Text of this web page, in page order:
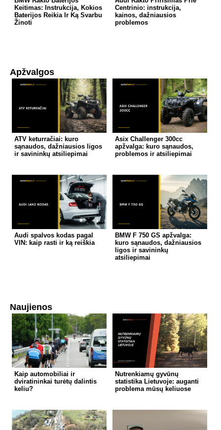
Keitimas: Instrukcija, Kokios
Baterijos Reikia Ir Ką Svarbu
Žinoti
Centrinio: instrukcija,
kainos, dažniausios
problemos
Apžvalgos
ATV keturračiai: kuro
sąnaudos, dažniausios ligos
ir savininkų atsiliepimai
Asix Challenger 300cc
apžvalga: kuro sąnaudos,
problemos ir atsiliepimai
Audi spalvos kodas pagal
VIN: kaip rasti ir ką reiškia
BMW F 750 GS apžvalga:
kuro sąnaudos, dažniausios
ligos ir savininkų
atsiliepimai
Naujienos
Kaip automobiliai ir
dviratininkai turėtų dalintis
keliu?
Nutrenkiamų gyvūnų
statistika Lietuvoje: auganti
problema mūsų keliuose